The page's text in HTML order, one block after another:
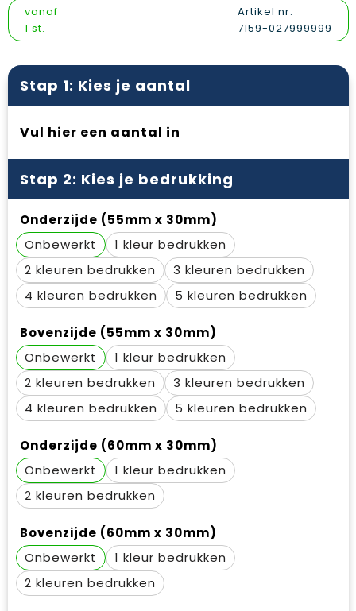
Gilets
Spellen voor binnen en buiten
Sport
Promotietassen
Reistassen
Schoudertassen
Sporttassen
Strandtassen
Tablettassen
Toilettassen
Waterbestendige tassen
Duffeltassen
Goodiebags
Draagtassen
Reflecterende vesten
Regenkleding
Sweaters
T-Shirts
Veiligheidssignalering en Verlichting
Veiligheidsvesten en Veiligheidshesjes
Vesten
Gehoorbescherming
Oog- en gelaatsbescherming
Restauranttextiel
Hoofdbescherming
Ademhalingsbescherming
vanaf
1 st.
Artikel nr.
7159-027999999
Stap 1: Kies je aantal
Vul hier een aantal in
Stap 2: Kies je bedrukking
Onderzijde (55mm x 30mm)
Onbewerkt
1
2
3
4
5
Bovenzijde (55mm x 30mm)
Onbewerkt
1
2
3
4
5
Onderzijde (60mm x 30mm)
Onbewerkt
1
2
Bovenzijde (60mm x 30mm)
Onbewerkt
1
2